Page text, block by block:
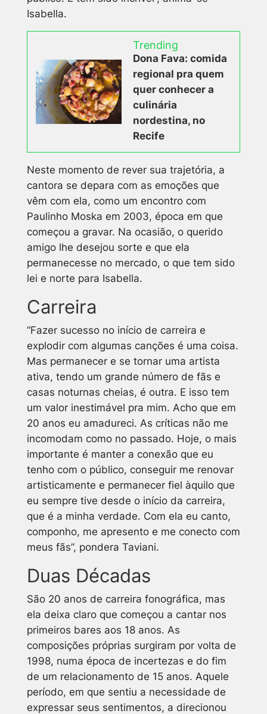
Isabella.
Trending
Dona Fava: comida
regional pra quem
quer conhecer a
culinária
nordestina, no
Recife
Neste momento de rever sua trajetória, a
cantora se depara com as emoções que
vêm com ela, como um encontro com
Paulinho Moska em 2003, época em que
começou a gravar. Na ocasião, o querido
amigo lhe desejou sorte e que ela
permanecesse no mercado, o que tem sido
lei e norte para Isabella.
Carreira
“Fazer sucesso no início de carreira e
explodir com algumas canções é uma coisa.
Mas permanecer e se tornar uma artista
ativa, tendo um grande número de fãs e
casas noturnas cheias, é outra. E isso tem
um valor inestimável pra mim. Acho que em
20 anos eu amadureci. As críticas não me
incomodam como no passado. Hoje, o mais
importante é manter a conexão que eu
tenho com o público, conseguir me renovar
artisticamente e permanecer fiel àquilo que
eu sempre tive desde o início da carreira,
que é a minha verdade. Com ela eu canto,
componho, me apresento e me conecto com
meus fãs”, pondera Taviani.
Duas Décadas
São 20 anos de carreira fonográfica, mas
ela deixa claro que começou a cantar nos
primeiros bares aos 18 anos. As
composições próprias surgiram por volta de
1998, numa época de incertezas e do fim
de um relacionamento de 15 anos. Aquele
período, em que sentiu a necessidade de
expressar seus sentimentos, a direcionou